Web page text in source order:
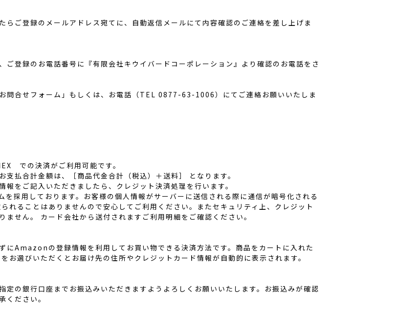
らご登録のメールアドレス宛てに、自動返信メールにて内容確認のご連絡を差し上げま
ご登録のお電話番号に『有限会社キウイバードコーポレーション』より確認のお電話をさ
問合せフォーム」もしくは、お電話（TEL 0877-63-1006）にてご連絡お願いいたしま
での決済がご利用可能です。
払合計金額は、［商品代金合計（税込）＋送料］ となります。
報をご記入いただきましたら、クレジット決済処理を行います。
採用しております。お客様の個人情報がサーバーに送信される際に通信が暗号化される
れることはありませんので安心してご利用ください。またセキュリティ上、クレジット
ません。 カード会社から送付されますご利用明細をご確認ください。
にAmazonの登録情報を利用してお買い物できる決済方法です。商品をカートに入れた
選びいただくとお届け先の住所やクレジットカード情報が自動的に表示されます。
定の銀行口座までお振込みいただきますようよろしくお願いいたします。お振込みが確認
ください。